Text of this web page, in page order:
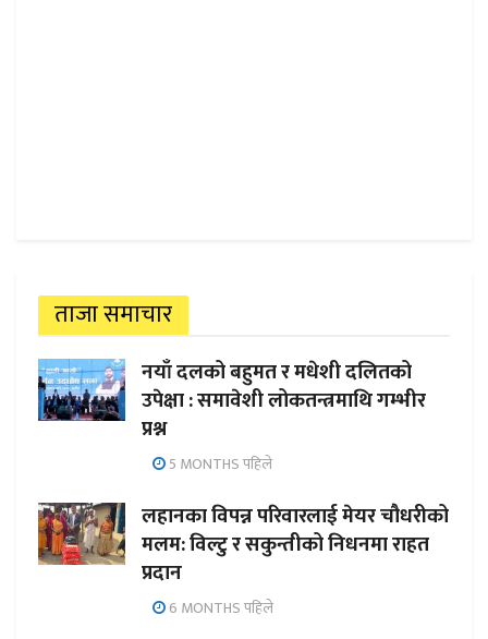
ताजा समाचार
नयाँ दलको बहुमत र मधेशी दलितको
उपेक्षा : समावेशी लोकतन्त्रमाथि गम्भीर
प्रश्न
5 MONTHS पहिले
लहानका विपन्न परिवारलाई मेयर चौधरीको
मलम: विल्टु र सकुन्तीको निधनमा राहत
प्रदान
6 MONTHS पहिले